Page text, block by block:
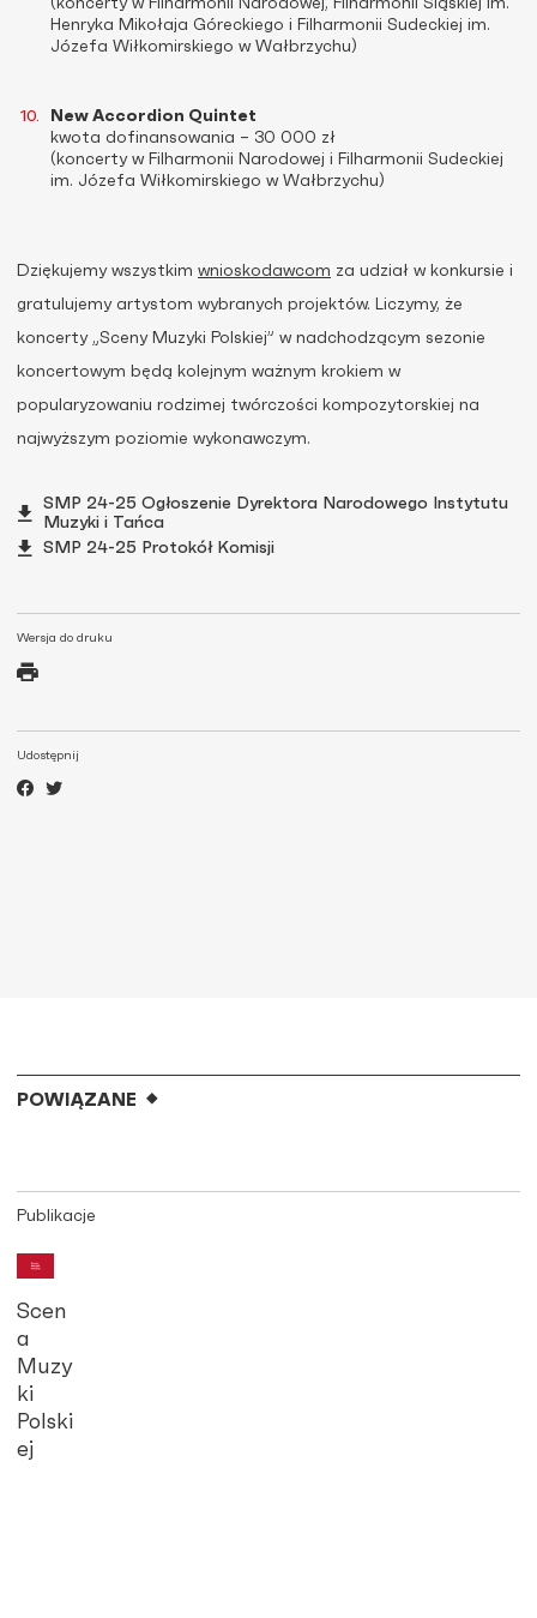
Wersja do druku
Udostępnij
(koncerty w Filharmonii Narodowej, Filharmonii Śląskiej im.
Henryka Mikołaja Góreckiego i Filharmonii Sudeckiej im.
Józefa Wiłkomirskiego w Wałbrzychu)
New Accordion Quintet
kwota dofinansowania – 30 000 zł
(koncerty w Filharmonii Narodowej i Filharmonii Sudeckiej
im. Józefa Wiłkomirskiego w Wałbrzychu)
Dziękujemy wszystkim wnioskodawcom za udział w konkursie i
gratulujemy artystom wybranych projektów. Liczymy, że
koncerty „Sceny Muzyki Polskiej” w nadchodzącym sezonie
koncertowym będą kolejnym ważnym krokiem w
popularyzowaniu rodzimej twórczości kompozytorskiej na
najwyższym poziomie wykonawczym.
SMP 24-25 Ogłoszenie Dyrektora Narodowego Instytutu
Muzyki i Tańca
SMP 24-25 Protokół Komisji
POWIĄZANE
Publikacje
Scen
a
Muzy
ki
Polski
ej